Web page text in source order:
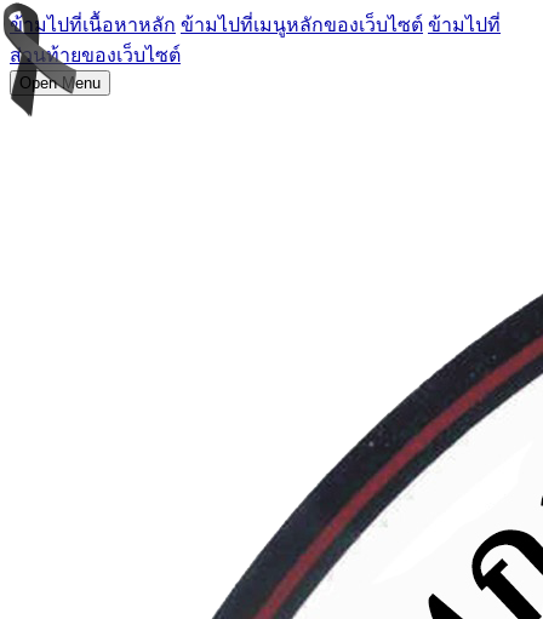
ข้ามไปที่เนื้อหาหลัก ข้ามไปที่เมนูหลักของเว็บไซต์ ข้ามไปที่
ส่วนท้ายของเว็บไซต์
Open Menu